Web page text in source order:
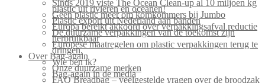
Sinds 2019 viste The Ocean Clean-up al 10 miljoen kg
plastic uit rivieren en oceanen!
Geen plastic meer om komkommers bij Jumbo
Plastic export uit Nederland aan banden
Europa bereikt akkoord over verpakkingsafval reductie
De duurzame verpakkingen van de toekomst zijn
herbruikbaar
Europese maatregelen om plastic verpakkingen terug te
dringen.
Over Bag-again
Wie ben ik?
Onze duurzame merken
Bag-again in de media
FAQ Breadbag – veelgestelde vragen over de broodzak